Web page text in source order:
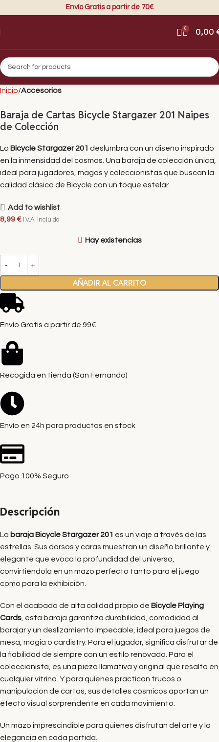
Envío Gratis a partir de 70€
0 0,00
Inicio Accesorios
Baraja de Cartas Bicycle Stargazer 201 Naipes
de Colección
La Bicycle Stargazer 201 deslumbra con un diseño inspirado
en la inmensidad del cosmos. Una baraja de colección única,
ideal para jugadores, magos y coleccionistas que buscan la
calidad clásica de Bicycle con un toque estelar.
Add to wishlist
8,99€ I.V.A. Incluido
Hay existencias
AÑADIR AL CARRITO
Envío Gratis a partir de 99€
Recogida en tienda (San Fernando)
Envío en 24h para productos en stock
Pago 100% Seguro
Descripción
La baraja Bicycle Stargazer 201 es un viaje a través de las
estrellas. Sus dorsos y caras muestran un diseño brillante y
elegante que evoca la profundidad del universo,
convirtiéndola en un mazo perfecto tanto para el juego
como para la exhibición.
Con el acabado de alta calidad propio de Bicycle Playing
Cards , esta baraja garantiza durabilidad, comodidad al
barajar y un deslizamiento impecable, ideal para juegos de
mesa, magia o cardistry. Para el jugador, significa disfrutar de
la fiabilidad de siempre con un estilo renovado. Para el
coleccionista, es una pieza llamativa y original que resalta en
cualquier vitrina. Y para quienes practican trucos o
manipulación de cartas, sus detalles cósmicos aportan un
efecto visual sorprendente en cada movimiento.
Un mazo imprescindible para quienes disfrutan del arte y la
elegancia en cada partida.